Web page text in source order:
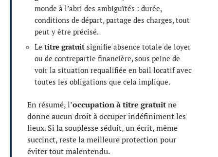
monde à l’abri des ambiguïtés : durée,
conditions de départ, partage des charges, tout
peut y être précisé.
Le titre gratuit signifie absence totale de loyer
ou de contrepartie financière, sous peine de
voir la situation requalifiée en bail locatif avec
toutes les obligations que cela implique.
En résumé, l’occupation à titre gratuitne
donne aucun droit à occuper indéfiniment les
lieux. Si la souplesse séduit, un écrit, même
succinct, reste la meilleure protection pour
éviter tout malentendu.